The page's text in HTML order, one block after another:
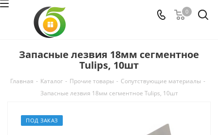
0
Запасные лезвия 18мм сегментное
Tulips, 10шт
Главная - Каталог - Прочие товары - Сопутствующие материалы -
Запасные лезвия 18мм сегментное Tulips, 10шт
ПОД ЗАКАЗ